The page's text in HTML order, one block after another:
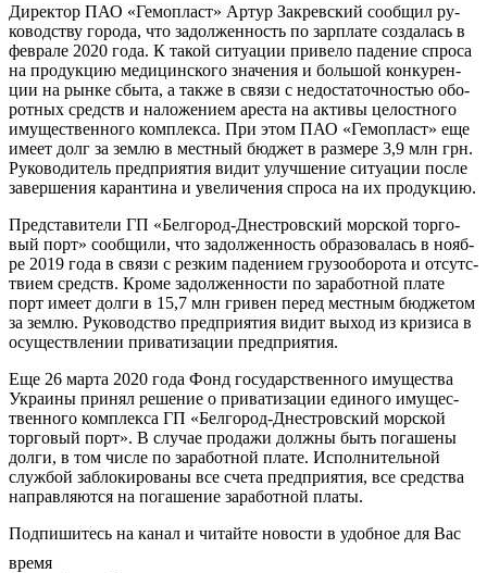
Ди­рек­тор ПАО «Ге­моп­ласт» Ар­тур Зак­рев­ский со­об­щил ру­
ководс­тву го­рода, что за­дол­женность по зар­пла­те соз­да­лась в
фев­ра­ле 2020 го­да. К та­кой си­ту­ации при­вело па­дение спро­са
на про­дук­цию ме­дицин­ско­го зна­чения и боль­шой кон­ку­рен­
ции на рын­ке сбы­та, а так­же в свя­зи с не­дос­та­точ­ностью обо­
рот­ных средств и на­ложе­ни­ем арес­та на ак­ти­вы це­лос­тно­го
иму­щес­твен­но­го ком­плек­са. При этом ПАО «Ге­моп­ласт» еще
име­ет долг за зем­лю в мес­тный бюд­жет в раз­ме­ре 3,9 млн грн.
Ру­ково­дитель пред­при­ятия ви­дит улуч­ше­ние си­ту­ации пос­ле
за­вер­ше­ния ка­ран­ти­на и уве­личе­ния спро­са на их про­дук­цию.
Пред­ста­вите­ли ГП «Бел­го­род-Днес­тровский мор­ской тор­го­
вый порт» со­об­щи­ли, что задолженность об­ра­зова­лась в но­яб­
ре 2019 го­да в свя­зи с рез­ким па­дени­ем гру­зо­обо­рота и от­сутс­
тви­ем средств. Кро­ме за­дол­женнос­ти по за­работ­ной пла­те
порт име­ет дол­ги в 15,7 млн гри­вен пе­ред мес­тным бюд­же­том
за зем­лю. Ру­ководс­тво пред­при­ятия ви­дит вы­ход из кри­зиса в
осу­щест­вле­нии­ при­вати­зации пред­при­ятия.
Еще 26 мар­та 2020 го­да Фонд го­сударс­твен­но­го иму­щес­тва
Ук­ра­ины при­нял ре­шение о при­вати­зации еди­ного иму­щес­
твен­но­го ком­плек­са ГП «Бел­го­род-Днес­тровский мор­ской
тор­го­вый порт». В слу­чае про­дажи дол­жны быть по­гаше­ны
дол­ги, в том чис­ле по за­работ­ной пла­те. Ис­полни­тель­ной
служ­бой заб­ло­киро­ваны все сче­та пред­при­ятия, все средс­тва
нап­равля­ют­ся на по­гаше­ние за­работ­ной пла­ты.
Подпишитесь на канал и читайте новости в удобное для Вас
время